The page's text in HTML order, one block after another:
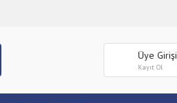
Üye Girişi
Kayıt Ol